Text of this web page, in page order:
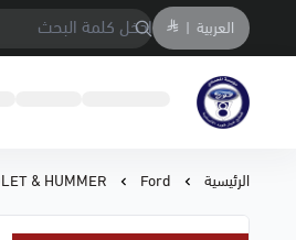
العربية |
متجر المحمادي لقطع السيارات
الرئيسية Ford
& HUMMER